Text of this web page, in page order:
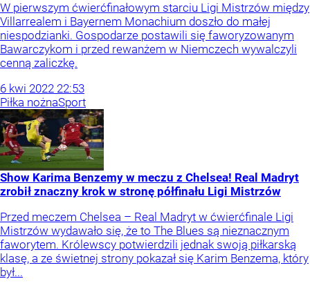
W pierwszym ćwierćfinałowym starciu Ligi Mistrzów między
Villarrealem i Bayernem Monachium doszło do małej
niespodzianki. Gospodarze postawili się faworyzowanym
Bawarczykom i przed rewanżem w Niemczech wywalczyli
cenną zaliczkę.
6 kwi 2022 22:53
Piłka nożnaSport
Show Karima Benzemy w meczu z Chelsea! Real Madryt
zrobił znaczny krok w stronę półfinału Ligi Mistrzów
Przed meczem Chelsea – Real Madryt w ćwierćfinale Ligi
Mistrzów wydawało się, że to The Blues są nieznacznym
faworytem. Królewscy potwierdzili jednak swoją piłkarską
klasę, a ze świetnej strony pokazał się Karim Benzema, który
był...